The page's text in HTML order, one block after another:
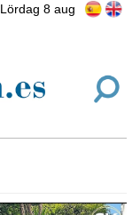
Lördag 8 aug